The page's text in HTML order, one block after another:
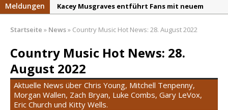
Meldungen
Kacey Musgraves entführt Fans mit neuem
Carter Faith mit brandneuem Musikvideo zu
„Pearl Handled Pistol“
Son Volt – „Sound Signal Serenades“ erscheint
am 28. August
Country Music Hot News – 2. August 2026: Dolly
Parton, Bill Anderson und Shaboozey im Fokus
Startseite » News» Country Music Hot News: 28. August 2022
Country Music Hot News: 28.
August 2022
Aktuelle News über Chris Young, Mitchell Tenpenny,
Morgan Wallen, Zach Bryan, Luke Combs, Gary LeVox,
Eric Church und Kitty Wells.